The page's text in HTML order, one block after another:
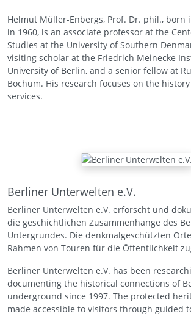
Helmut Müller-Enbergs, Prof. Dr. phil., born
in 1960, is an associate professor at the
Studies at the University of Southern
visiting scholar at the Friedrich Meinecke
University of Berlin, and a senior fellow at
Bochum. His research focuses on the
services.
Berliner Unterwelten e.V.
Berliner Unterwelten e.V. erforscht und
die geschichtlichen Zusammenhänge des
Untergrundes. Die denkmalgeschützten
Rahmen von Touren für die Öffentlichkeit
Berliner Unterwelten e.V. has been
documenting the historical connections of
underground since 1997. The protected
made accessible to visitors through guided